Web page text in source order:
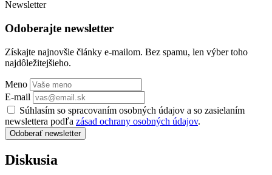
Newsletter
Odoberajte newsletter
Získajte najnovšie články e-mailom. Bez spamu, len výber toho
najdôležitejšieho.
Meno
E-mail
Súhlasím so spracovaním osobných údajov a so zasielaním
newslettera podľa zásad ochrany osobných údajov.
Odoberať newsletter
Diskusia